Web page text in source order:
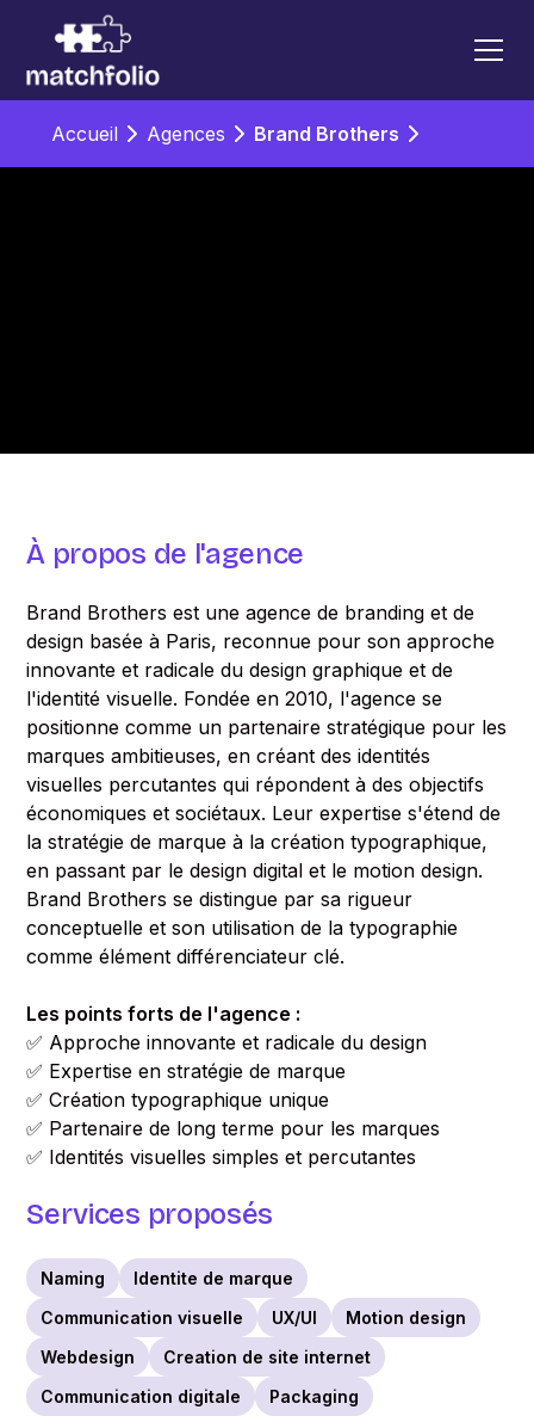
Accueil Agences Brand Brothers
À propos de l'agence
Brand Brothers est une agence de branding et de
design basée à Paris, reconnue pour son approche
innovante et radicale du design graphique et de
l'identité visuelle. Fondée en 2010, l'agence se
positionne comme un partenaire stratégique pour les
marques ambitieuses, en créant des identités
visuelles percutantes qui répondent à des objectifs
économiques et sociétaux. Leur expertise s'étend de
la stratégie de marque à la création typographique,
en passant par le design digital et le motion design.
Brand Brothers se distingue par sa rigueur
conceptuelle et son utilisation de la typographie
comme élément différenciateur clé.
Les points forts de l'agence :
✅ Approche innovante et radicale du design
✅ Expertise en stratégie de marque
✅ Création typographique unique
✅ Partenaire de long terme pour les marques
✅ Identités visuelles simples et percutantes
Services proposés
Naming
Identite de marque
Communication visuelle
UX/UI
Motion design
Webdesign
Creation de site internet
Communication digitale
Packaging